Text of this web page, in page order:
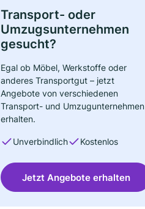
Transport- oder
Umzugsunternehmen
gesucht?
Egal ob Möbel, Werkstoffe oder
anderes Transportgut – jetzt
Angebote von verschiedenen
Transport- und Umzugunternehmen
erhalten.
Unverbindlich Kostenlos
Jetzt Angebote erhalten